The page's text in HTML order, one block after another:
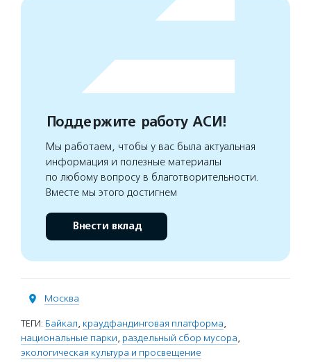
Поддержите работу АСИ!
Мы работаем, чтобы у вас была актуальная
информация и полезные материалы
по любому вопросу в благотворительности.
Вместе мы этого достигнем
Внести вклад
Москва
ТЕГИ: Байкал, краудфандинговая платформа,
национальные парки, раздельный сбор мусора,
экологическая культура и просвещение